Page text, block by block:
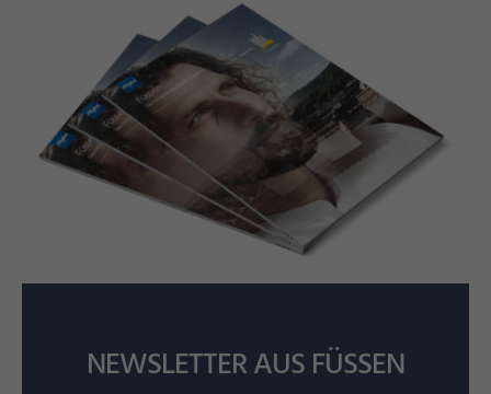
NEWSLETTER AUS FÜSSEN